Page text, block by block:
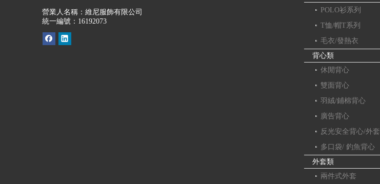
營業人名稱：維尼服飾有限公司
統一編號：16192073
POLO衫系列
T恤/帽T系列
毛衣/發熱衣
背心類
休閒背心
雙面背心
羽絨/鋪棉背心
廣告背心
反光安全背心/外套
多口袋/ 釣魚背心
外套類
兩件式外套